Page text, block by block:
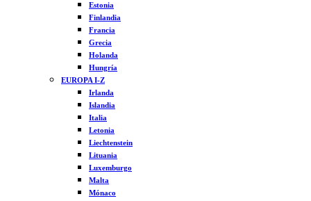
Estonia
Finlandia
Francia
Grecia
Holanda
Hungría
EUROPA I-Z
Irlanda
Islandia
Italia
Letonia
Liechtenstein
Lituania
Luxemburgo
Malta
Mónaco